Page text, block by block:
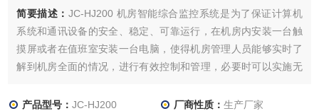
简要描述： JC-HJ200 机房智能综合监控系统是为了保证计算机
系统和通讯设备的安全、稳定、可靠运行，在机房内安装一台触
摸屏或者在值班室安装一台电脑，使得机房管理人员能够实时了
解到机房全面的情况，进行有效控制和管理，必要时可以实施无
产品型号：JC-HJ200 厂商性质： 生产厂家